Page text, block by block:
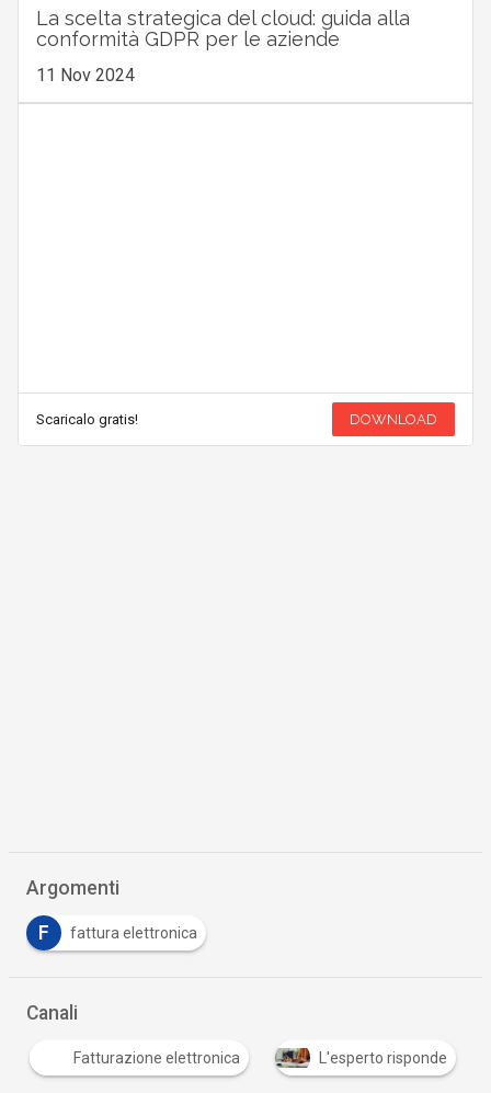
La scelta strategica del cloud: guida alla
conformità GDPR per le aziende
11 Nov 2024
Scaricalo gratis! DOWNLOAD
Argomenti
F fattura elettronica
Canali
Fatturazione elettronica L'esperto risponde